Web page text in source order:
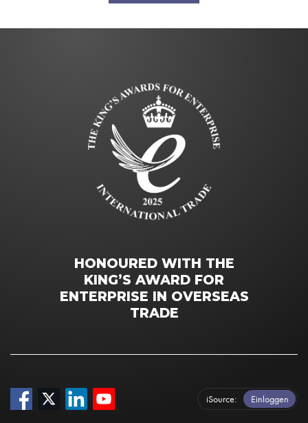
HONOURED WITH THE
KING’S AWARD FOR
ENTERPRISE IN OVERSEAS
TRADE
iSource Einloggen